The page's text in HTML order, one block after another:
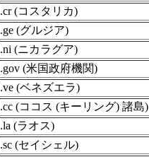
.cr (コスタリカ)
.ge (グルジア)
.ni (ニカラグア)
.gov (米国政府機関)
.ve (ベネズエラ)
.cc (ココス (キーリング) 諸島)
.la (ラオス)
.sc (セイシェル)